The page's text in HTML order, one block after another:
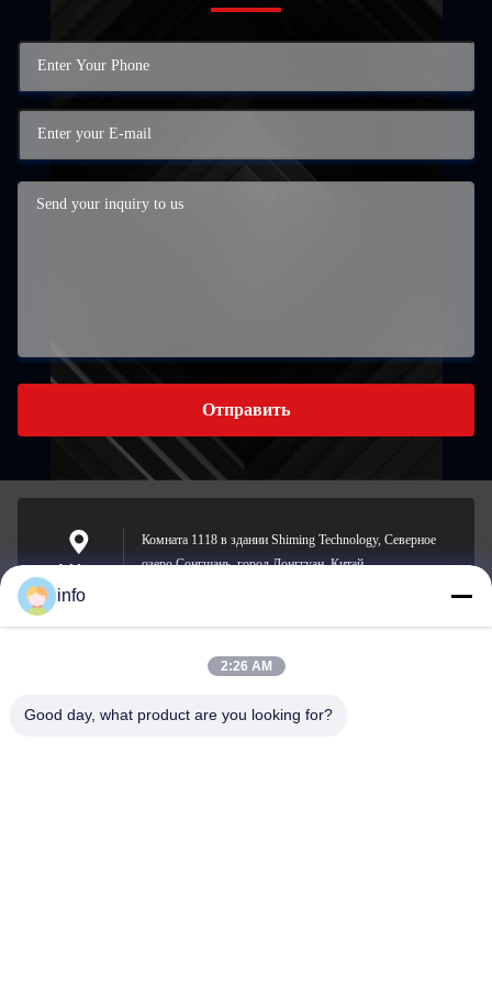
Отправить
Address
Комната 1118 в здании Shiming Technology, Северное
озеро Сонгшань, город Донггуан, Китай.
info@gdpowerplus.com
info
2:26 AM
Good day, what product are you looking for?